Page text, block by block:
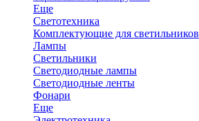
Еще
Светотехника
Комплектующие для светильников
Лампы
Светильники
Светодиодные лампы
Светодиодные ленты
Фонари
Еще